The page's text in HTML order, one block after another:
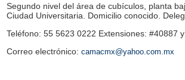
Segundo nivel del área de cubículos, planta
Ciudad Universitaria. Domicilio conocido.
Teléfono: 55 5623 0222 Extensiones: #40887 y
Correo electrónico: camacmx@yahoo.com.mx